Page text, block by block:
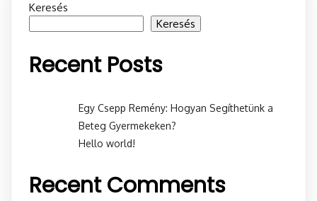
Keresés
Keresés
Recent Posts
Egy Csepp Remény: Hogyan Segíthetünk a
Beteg Gyermekeken?
Hello world!
Recent Comments